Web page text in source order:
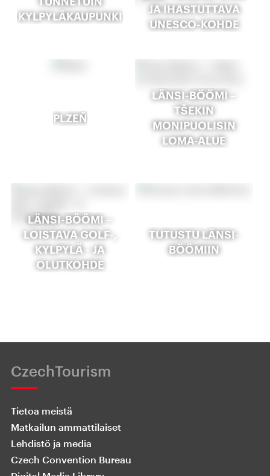
KYLPYLÄKAUPUNKI
JA IHASTUTTAVA
UNESCO-KOHDE
PLZEŇ
LÄNSI-BÖÖMI –
TŠEKIN
MONIPUOLISIN
LOMA-ALUE
LÄNSI-BÖÖMI –
LOISTAVA GOLF-,
KYLPYLÄ - JA
OLUTKOHDE
TUTUSTU LÄNSI-
BÖÖMIIN
CzechTourism
Tietoa meistä
Matkailun ammattilaiset
Lehdistö ja media
Czech Convention Bureau